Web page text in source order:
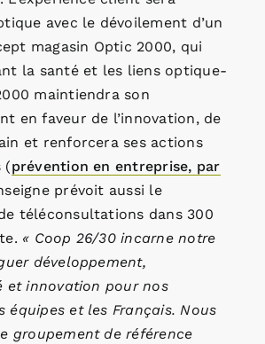
avec le dévoilement d’un
magasin Optic 2000, qui
la santé et les liens optique-
maintiendra son
en faveur de l’innovation, de
et renforcera ses actions
(prévention en entreprise, par
prévoit aussi le
téléconsultations dans 300
« Coop 26/30 incarne notre
développement,
et innovation pour nos
équipes et les Français. Nous
groupement de référence